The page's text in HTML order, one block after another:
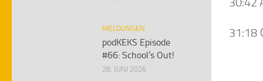
31:18
MELDUNGEN
podKEKS Episode
#66: School’s Out!
28. JUNI 2026